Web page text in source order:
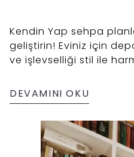
Kendin Yap sehpa
geliştirin! Eviniz için
ve işlevselliği stil ile
DEVAMINI OKU